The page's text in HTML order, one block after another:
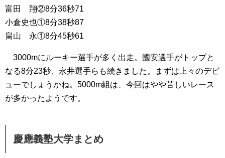
富田 翔②8分36秒71
小倉史也①8分38秒87
畠山 永①8分45秒61
3000mにルーキー選手が多く出走。國安選手がトップと
なる8分23秒、永井選手らも続きました。まずは上々のデビ
ューでしょうかね。5000m組は、今回はやや苦しいレース
が多かったようです。
慶應義塾大学まとめ